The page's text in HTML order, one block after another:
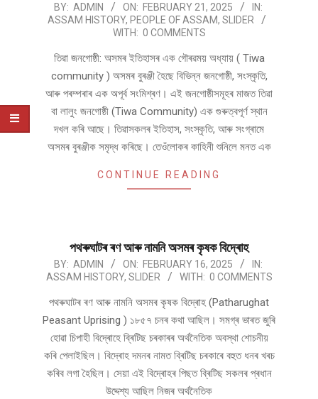
2025-
02-
BY: ADMIN ON: FEBRUARY 21, 2025
IN:
ASSAM HISTORY, PEOPLE OF ASSAM, SLIDER
WITH: 0 COMMENTS
তিৱা জনগোষ্ঠী: অসমৰ ইতিহাসৰ এক গৌৰৱময় অধ্যায় ( Tiwa
community ) অসমৰ বুৰঞ্জী হৈছে বিভিন্ন জনগোষ্ঠী, সংস্কৃতি,
আৰু পৰম্পৰাৰ এক অপূৰ্ব সংমিশ্ৰণ। এই জনগোষ্ঠীসমূহৰ মাজত তিৱা
বা লালুং জনগোষ্ঠী (Tiwa Community) এক গুৰুত্বপূৰ্ণ স্থান
দখল কৰি আছে। তিৱাসকলৰ ইতিহাস, সংস্কৃতি, আৰু সংগ্ৰামে
অসমৰ বুৰঞ্জীক সমৃদ্ধ কৰিছে। তেওঁলোকৰ কাহিনী শুনিলে মনত এক
CONTINUE READING
পথ​ৰুঘাট​ৰ ৰণ আৰু নামনি অসম​ৰ কৃষক বিদ্ৰোহ​
2025-
02-
16
BY: ADMIN ON: FEBRUARY 16, 2025
IN:
ASSAM HISTORY, SLIDER WITH: 0 COMMENTS
পথ​ৰুঘাট​ৰ ৰণ আৰু নামনি অসম​ৰ কৃষক বিদ্ৰোহ​ (Patharughat
Peasant Uprising ) ১৮৫৭ চনৰ কথা আছিল। সমগ্ৰ ভাৰত জুৰি
হোৱা চিপাহী বিদ্ৰোহে ব্ৰিটিছ চৰকাৰৰ অৰ্থনৈতিক অবস্থা শোচনীয়
কৰি পেলাইছিল। বিদ্ৰোহ দমনৰ নামত ব্ৰিটিছ চৰকাৰে বহুত ধনৰ খৰচ
কৰিব লগা হৈছিল। সেয়া এই বিদ্ৰোহৰ পিছত ব্ৰিটিছ সকলৰ প্ৰধান
উদ্দেশ্য আছিল নিজৰ অৰ্থনৈতিক